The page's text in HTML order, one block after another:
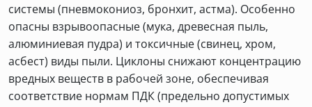
системы (пневмокониоз, бронхит, астма). Особенно
опасны взрывоопасные (мука, древесная пыль,
алюминиевая пудра) и токсичные (свинец, хром,
асбест) виды пыли. Циклоны снижают концентрацию
вредных веществ в рабочей зоне, обеспечивая
соответствие нормам ПДК (предельно допустимых